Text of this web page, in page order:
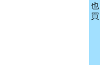
也
買